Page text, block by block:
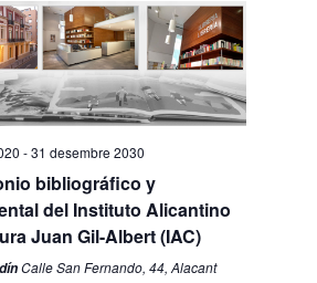
-31 desembre 2030
bibliográfico y
del Instituto Alicantino
Juan Gil-Albert (IAC)
Calle San Fernando, 44, Alacant